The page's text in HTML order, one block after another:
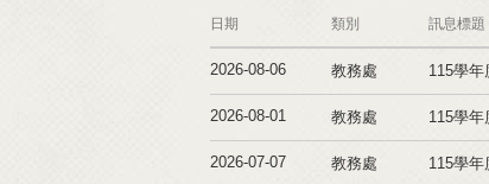
日期 類別 訊息標題
2026-08-06 教務處 115學
2026-08-01 教務處 115學
2026-07-07 教務處 115學